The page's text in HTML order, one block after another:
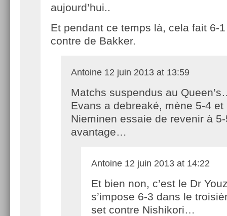
aujourd’hui..
Et pendant ce temps là, cela fait 6-
contre de Bakker.
Antoine 12 juin 2013 at 13:59
Matchs suspendus au
Evans a debreaké, mène 5-4 et
Nieminen essaie de revenir à
avantage…
Antoine 12 juin 2013 at 14:22
Et bien non, c’est le Dr
s’impose 6-3 dans le
set contre Nishikori…